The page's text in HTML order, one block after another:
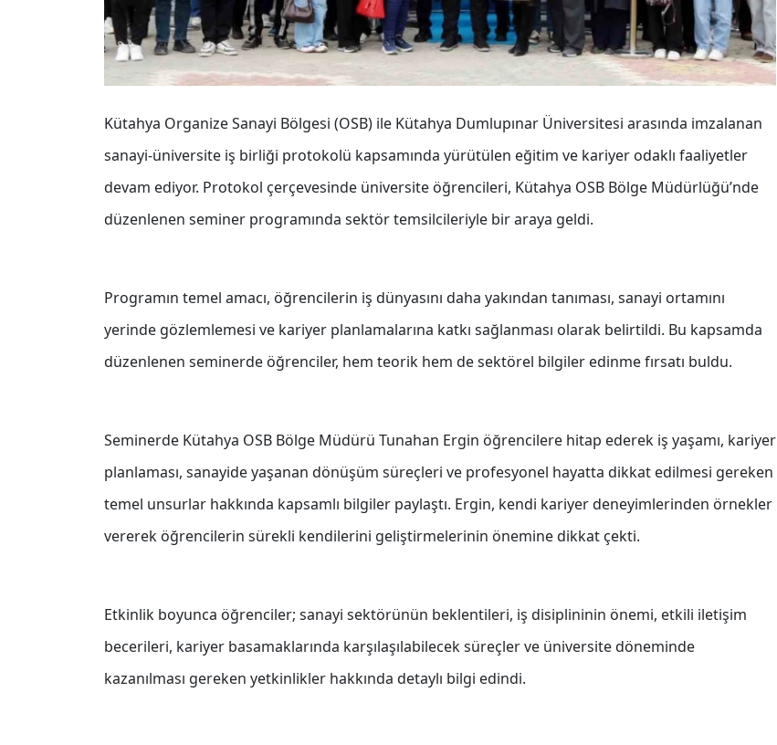
Kütahya Organize Sanayi Bölgesi (OSB) ile Kütahya Dumlupınar Üniversitesi arasında imzalanan
sanayi-üniversite iş birliği protokolü kapsamında yürütülen eğitim ve kariyer odaklı faaliyetler
devam ediyor. Protokol çerçevesinde üniversite öğrencileri, Kütahya OSB Bölge Müdürlüğü’nde
düzenlenen seminer programında sektör temsilcileriyle bir araya geldi.
Programın temel amacı, öğrencilerin iş dünyasını daha yakından tanıması, sanayi ortamını
yerinde gözlemlemesi ve kariyer planlamalarına katkı sağlanması olarak belirtildi. Bu kapsamda
düzenlenen seminerde öğrenciler, hem teorik hem de sektörel bilgiler edinme fırsatı buldu.
Seminerde Kütahya OSB Bölge Müdürü Tunahan Ergin öğrencilere hitap ederek iş yaşamı, kariyer
planlaması, sanayide yaşanan dönüşüm süreçleri ve profesyonel hayatta dikkat edilmesi gereken
temel unsurlar hakkında kapsamlı bilgiler paylaştı. Ergin, kendi kariyer deneyimlerinden örnekler
vererek öğrencilerin sürekli kendilerini geliştirmelerinin önemine dikkat çekti.
Etkinlik boyunca öğrenciler; sanayi sektörünün beklentileri, iş disiplininin önemi, etkili iletişim
becerileri, kariyer basamaklarında karşılaşılabilecek süreçler ve üniversite döneminde
kazanılması gereken yetkinlikler hakkında detaylı bilgi edindi.